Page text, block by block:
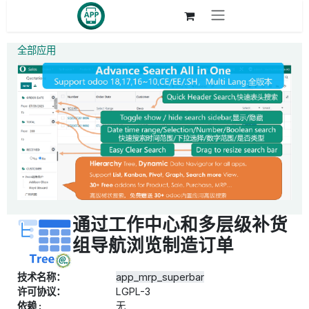
全部应用
通过工作中心和多层级补货
组导航浏览制造订单
技术名称：
app_mrp_superbar
许可协议：
LGPL-3
依赖 :
无